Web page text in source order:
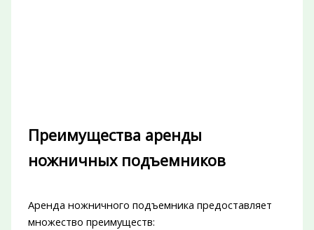
Преимущества аренды
ножничных подъемников
Аренда ножничного подъемника предоставляет
множество преимуществ: